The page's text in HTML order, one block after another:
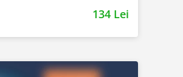
134 Lei